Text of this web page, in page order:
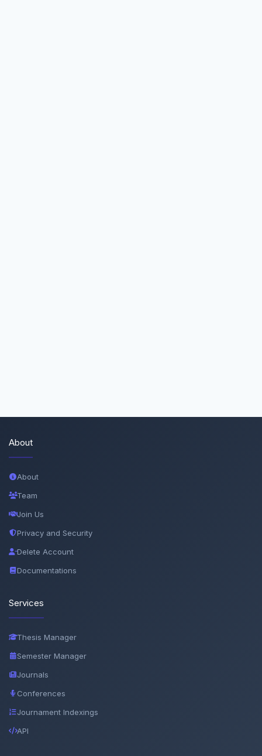
About
About
Team
Join Us
Privacy and Security
Delete Account
Documentations
Services
Thesis Manager
Semester Manager
Journals
Conferences
Journament Indexings
API